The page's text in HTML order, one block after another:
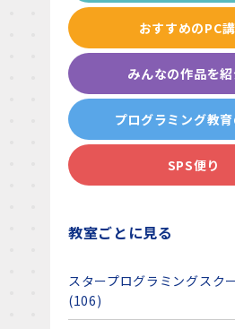
おすすめのPC
みんなの作品を紹
プログラミング教
SPS便り
教室ごとに見る
スタープログラミングスク
(106)